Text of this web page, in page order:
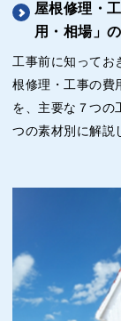
屋根修理・
用・相場」
工事前に知ってお
根修理・工事の費
を、主要な７つの
つの素材別に解説